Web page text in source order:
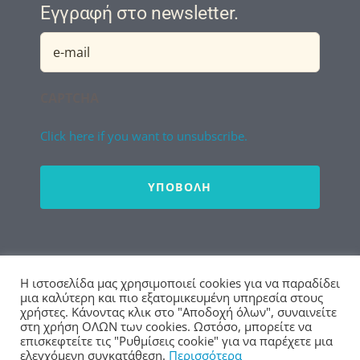
Helpdesk
Εγγραφή στο newsletter.
(Required)
Click here if you want to unsubscribe.
Απεγγραφή από Newsletter
© Copyright 2020 - 2026 | ΔΠΘ
Η ιστοσελίδα μας χρησιμοποιεί cookies για να παραδίδει
μια καλύτερη και πιο εξατομικευμένη υπηρεσία στους
χρήστες. Κάνοντας κλικ στο "Αποδοχή όλων", συναινείτε
στη χρήση ΟΛΩΝ των cookies. Ωστόσο, μπορείτε να
επισκεφτείτε τις "Ρυθμίσεις cookie" για να παρέχετε μια
ελεγχόμενη συγκατάθεση. Περισσότερα